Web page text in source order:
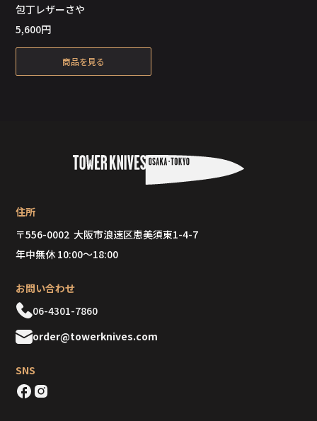
包丁レザーさや
5,600円
商品を見る
住所
〒556-0002 大阪市浪速区恵美須東1-4-7
年中無休 10:00～18:00
お問い合わせ
06-4301-7860
order@towerknives.com
SNS